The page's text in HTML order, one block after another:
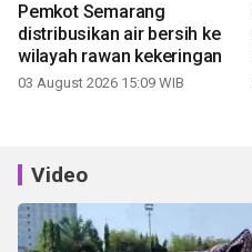
Pemkot Semarang
distribusikan air bersih ke
wilayah rawan kekeringan
03 August 2026 15:09 WIB
Video